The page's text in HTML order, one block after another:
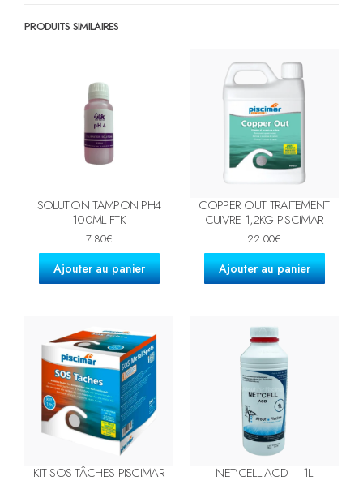
PRODUITS SIMILAIRES
SOLUTION TAMPON PH4
100ML FTK
7.80€
Ajouter au panier
COPPER OUT TRAITEMENT
CUIVRE 1,2KG PISCIMAR
22.00€
Ajouter au panier
KIT SOS TÂCHES PISCIMAR NET’CELL ACD – 1L